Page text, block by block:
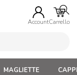
AccountCarrello
MAGLIETTE